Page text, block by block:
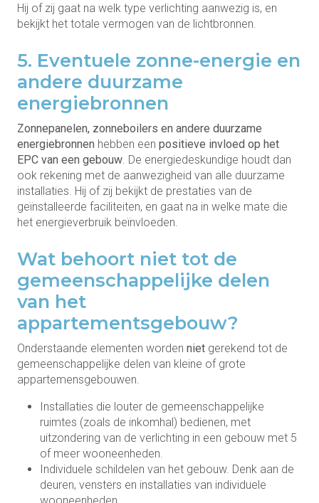
Hij of zij gaat na welk type verlichting aanwezig is, en
bekijkt het totale vermogen van de lichtbronnen.
5. Eventuele zonne-energie en
andere duurzame
energiebronnen
Zonnepanelen, zonneboilers en andere duurzame
energiebronnen hebben een positieve invloed op het
EPC van een gebouw . De energiedeskundige houdt dan
ook rekening met de aanwezigheid van alle duurzame
installaties. Hij of zij bekijkt de prestaties van de
geïnstalleerde faciliteiten, en gaat na in welke mate die
het energieverbruik beïnvloeden.
Wat behoort niet tot de
gemeenschappelijke delen
van het
appartementsgebouw?
Onderstaande elementen worden niet gerekend tot de
gemeenschappelijke delen van kleine of grote
appartemensgebouwen.
Installaties die louter de gemeenschappelijke
ruimtes (zoals de inkomhal) bedienen, met
uitzondering van de verlichting in een gebouw met 5
of meer wooneenheden.
Individuele schildelen van het gebouw. Denk aan de
deuren, vensters en installaties van individuele